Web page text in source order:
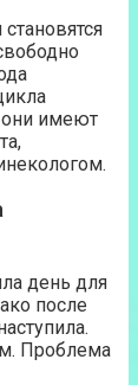
они имеют
день для
после
Проблема